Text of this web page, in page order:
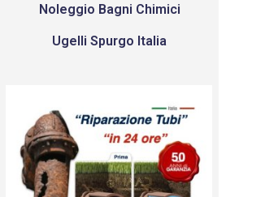
Noleggio Bagni Chimici
Ugelli Spurgo Italia